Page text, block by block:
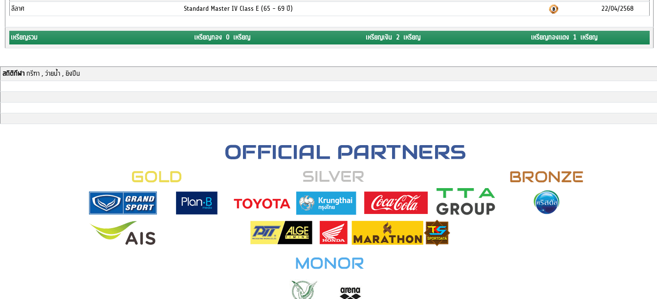
ลีลาศ
Standard Master IV Class E (65 - 69 ปี) 22/04/2568
เหรียญรวม เหรียญทอง 0 เหรียญ เหรียญเงิน 2 เหรียญ เหรียญทองแดง 1 เหรียญ
สถิติกีฬากรีฑา , ว่ายน้ำ , ยิงปืน